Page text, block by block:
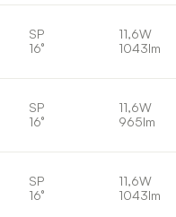
SP
16°
11,6W
1043lm
SP
16°
11,6W
965lm
SP
16°
11,6W
1043lm